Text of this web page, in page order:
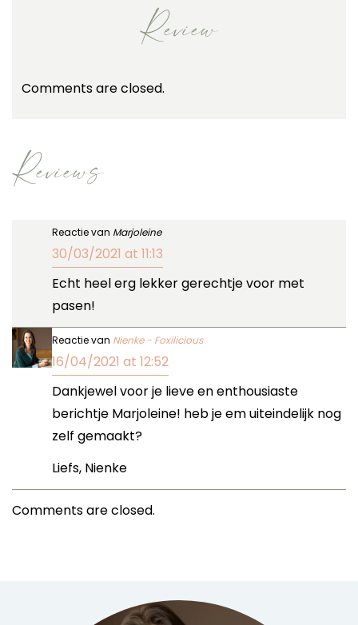
Review
Comments are closed.
Reviews
Reactie van Marjoleine
30/03/2021 at 11:13
Echt heel erg lekker gerechtje voor met
pasen!
Reactie van Nienke - Foxilicious
16/04/2021 at 12:52
Dankjewel voor je lieve en enthousiaste
berichtje Marjoleine! heb je em uiteindelijk nog
zelf gemaakt?
Liefs, Nienke
Comments are closed.